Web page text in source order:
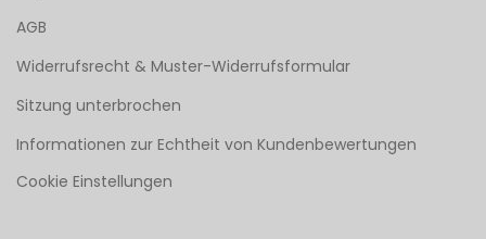
AGB
Widerrufsrecht & Muster-Widerrufsformular
Sitzung unterbrochen
Informationen zur Echtheit von Kundenbewertungen
Cookie Einstellungen